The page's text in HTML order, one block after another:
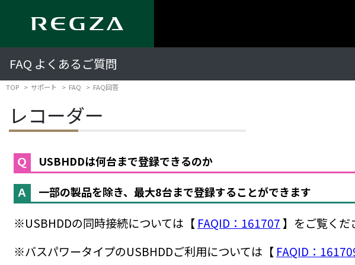
FAQ よくあるご質問
TOP サポート FAQ FAQ回答
レコーダー